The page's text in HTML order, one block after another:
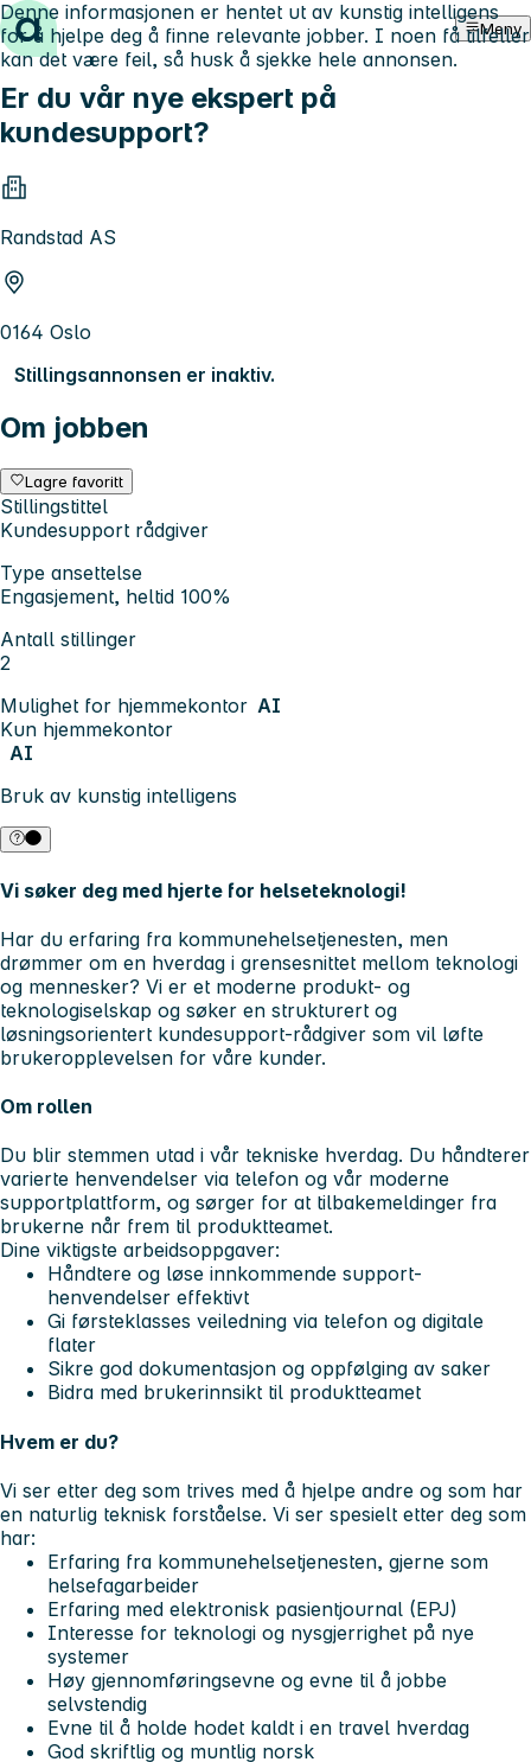
Hopp til innhold Meny
Er du vår nye ekspert på
kundesupport?
Randstad AS
0164 Oslo
Stillingsannonsen er inaktiv.
Om jobben
Lagre favoritt
Stillingstittel
Kundesupport rådgiver
Type ansettelse
Engasjement, heltid 100%
Antall stillinger
2
Mulighet for hjemmekontor AI
Kun hjemmekontor
AI
Bruk av kunstig intelligens
Denne informasjonen er hentet ut av kunstig intelligens
for å hjelpe deg å finne relevante jobber. I noen få tilfeller
kan det være feil, så husk å sjekke hele annonsen.
Vi søker deg med hjerte for helseteknologi!
Har du erfaring fra kommunehelsetjenesten, men
drømmer om en hverdag i grensesnittet mellom teknologi
og mennesker? Vi er et moderne produkt- og
teknologiselskap og søker en strukturert og
løsningsorientert kundesupport-rådgiver som vil løfte
brukeropplevelsen for våre kunder.
Om rollen
Du blir stemmen utad i vår tekniske hverdag. Du håndterer
varierte henvendelser via telefon og vår moderne
supportplattform, og sørger for at tilbakemeldinger fra
brukerne når frem til produktteamet.
Dine viktigste arbeidsoppgaver:
Håndtere og løse innkommende support-
henvendelser effektivt
Gi førsteklasses veiledning via telefon og digitale
flater
Sikre god dokumentasjon og oppfølging av saker
Bidra med brukerinnsikt til produktteamet
Hvem er du?
Vi ser etter deg som trives med å hjelpe andre og som har
en naturlig teknisk forståelse. Vi ser spesielt etter deg som
har:
Erfaring fra kommunehelsetjenesten, gjerne som
helsefagarbeider
Erfaring med elektronisk pasientjournal (EPJ)
Interesse for teknologi og nysgjerrighet på nye
systemer
Høy gjennomføringsevne og evne til å jobbe
selvstendig
Evne til å holde hodet kaldt i en travel hverdag
God skriftlig og muntlig norsk